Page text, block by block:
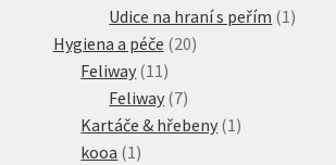
produkt
Udice na hraní s peřím 1 1
Hygiena a péče 2020
Feliway 11 11
produktů
Feliway 77
produktů
Kartáče & hřebeny 1 1
kooa 1 1